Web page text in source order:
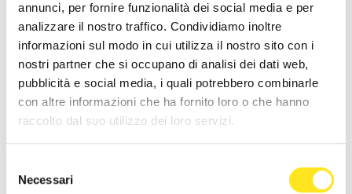
annunci, per fornire funzionalità dei social media e per
analizzare il nostro traffico. Condividiamo inoltre
informazioni sul modo in cui utilizza il nostro sito con i
nostri partner che si occupano di analisi dei dati web,
pubblicità e social media, i quali potrebbero combinarle
con altre informazioni che ha fornito loro o che hanno
raccolto dal suo utilizzo dei loro servizi.
delNecessari
FESTA DEGLI ARTISTI IN TOUR 2026 SICILIA